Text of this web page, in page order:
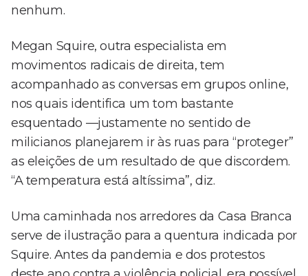
nenhum.
Megan Squire, outra especialista em
movimentos radicais de direita, tem
acompanhado as conversas em grupos online,
nos quais identifica um tom bastante
esquentado —justamente no sentido de
milicianos planejarem ir às ruas para “proteger”
as eleições de um resultado de que discordem.
“A temperatura está altíssima”, diz.
Uma caminhada nos arredores da Casa Branca
serve de ilustração para a quentura indicada por
Squire. Antes da pandemia e dos protestos